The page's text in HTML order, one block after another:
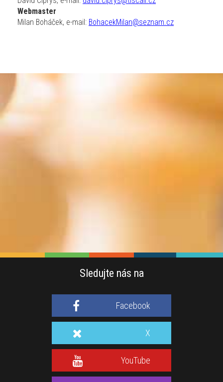
Webmaster
Milan Boháček, e-mail: BohacekMilan@seznam.cz
Sledujte nás na
Facebook
X
YouTube